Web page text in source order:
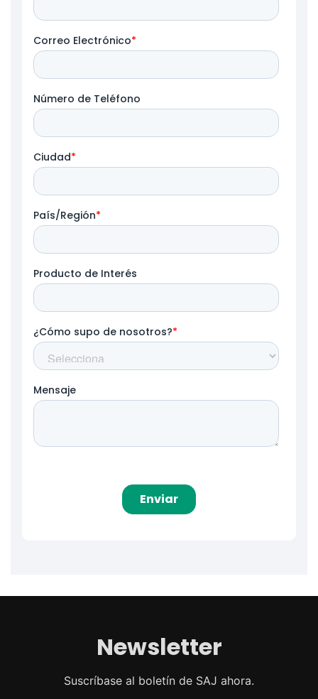
Newsletter
Suscríbase al boletín de SAJ ahora.